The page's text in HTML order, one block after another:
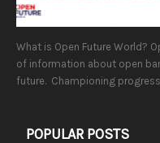
What is Open Future World?
of information about open
future. Championing
POPULAR POSTS